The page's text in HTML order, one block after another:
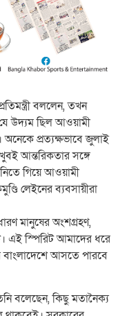
বললেন, তখন
উদ্যম ছিল আওয়ামী
অনেকে প্রত্যক্ষভাবে জুলাই
খুবই আন্তরিকতার সঙ্গে
গিয়ে আওয়ামী
লেইনের ব্যবসায়ীরা
মানুষের অংশগ্রহণ,
এই স্পিরিট আমাদের ধরে
আসতে পারবে
বলেছেন, কিছু মতানৈক্য